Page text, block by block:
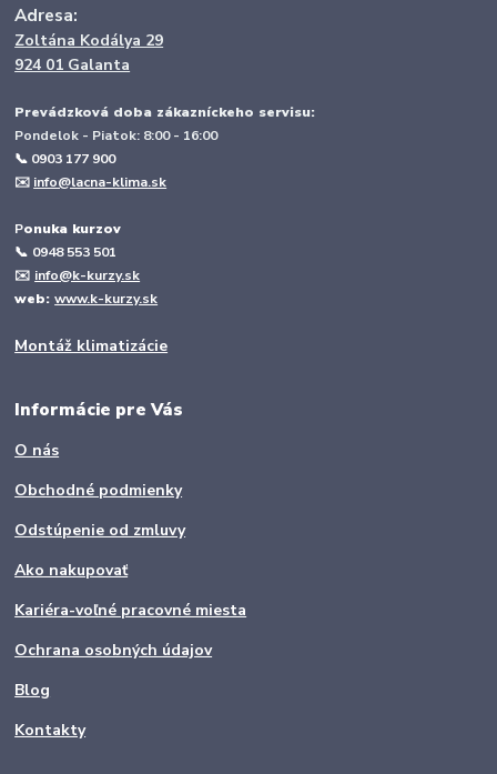
Adresa:
Zoltána Kodálya 29
924 01 Galanta
Prevádzková doba zákazníckeho servisu:
Pondelok - Piatok: 8:00 - 16:00
📞 0903 177 900
✉️ info@lacna-klima.sk
Ponuka kurzov
📞 0948 553 501
✉️ info@k-kurzy.sk
web:www.k-kurzy.sk
Montáž klimatizácie
Informácie pre Vás
O nás
Obchodné podmienky
Odstúpenie od zmluvy
Ako nakupovať
Kariéra-voľné pracovné miesta
Ochrana osobných údajov
Blog
Kontakty